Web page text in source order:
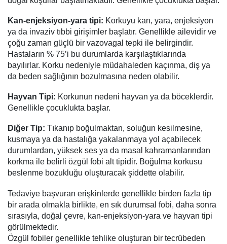
Kan-enjeksiyon-yara tipi: Korkuyu kan, yara, enjeksiyon
ya da invaziv tıbbi girişimler başlatır. Genellikle ailevidir ve
çoğu zaman güçlü bir vazovagal tepki ile belirgindir.
Hastaların % 75’i bu durumlarda karşılaştıklarında
bayılırlar. Korku nedeniyle müdahaleden kaçınma, diş ya
da beden sağlığının bozulmasına neden olabilir.
Hayvan Tipi: Korkunun nedeni hayvan ya da böceklerdir.
Genellikle çocuklukta başlar.
Diğer Tip: Tıkanıp boğulmaktan, soluğun kesilmesine,
kusmaya ya da hastalığa yakalanmaya yol açabilecek
durumlardan, yüksek ses ya da masal kahramanlarından
korkma ile belirli özgül fobi alt tipidir. Boğulma korkusu
beslenme bozukluğu oluşturacak şiddette olabilir.
Tedaviye başvuran erişkinlerde genellikle birden fazla tip
bir arada olmakla birlikte, en sık durumsal fobi, daha sonra
sırasıyla, doğal çevre, kan-enjeksiyon-yara ve hayvan tipi
görülmektedir.
Özgül fobiler genellikle tehlike oluşturan bir tecrübeden